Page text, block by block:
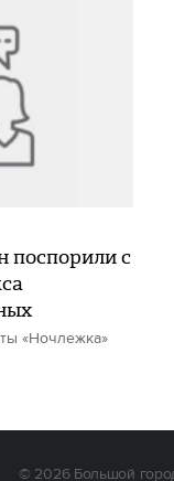
поспорили с
«Ночлежка»
© 2026Большой